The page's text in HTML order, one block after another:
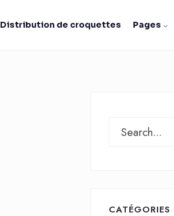
Distribution de croquettes Pages
CATÉGORIES